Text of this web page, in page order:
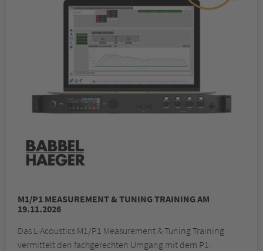
M1/P1 MEASUREMENT & TUNING TRAINING AM
19.11.2026
Das L-Acoustics M1/P1 Measurement & Tuning Training
vermittelt den fachgerechten Umgang mit dem P1-